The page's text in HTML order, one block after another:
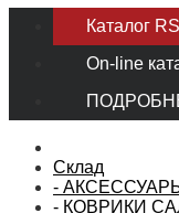
Каталог
On-line
Склад
-
- КОВРИКИ